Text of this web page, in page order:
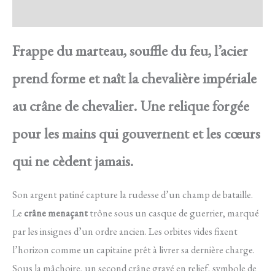
Frappe du marteau, souffle du feu, l’acier
prend forme et naît la chevalière impériale
au crâne de chevalier. Une relique forgée
pour les mains qui gouvernent et les cœurs
qui ne cèdent jamais.
Son argent patiné capture la rudesse d’un champ de bataille.
Lecrâne menaçanttrône sous un casque de guerrier, marqué
par les insignes d’un ordre ancien. Les orbites vides fixent
l’horizon comme un capitaine prêt à livrer sa dernière charge.
Sous la mâchoire, un second crâne gravé en relief, symbole de